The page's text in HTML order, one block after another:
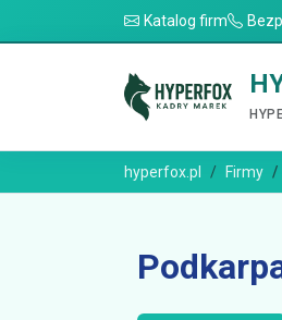
Katalog firm
hyperfox.pl Firmy